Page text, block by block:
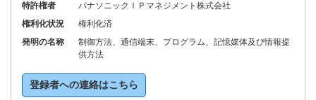
特許権者
パナソニックＩＰマネジメント株式会社
権利化状況
権利化済
発明の名称
制御方法、通信端末、プログラム、記憶媒体及び情報提
供方法
登録者への連絡はこちら